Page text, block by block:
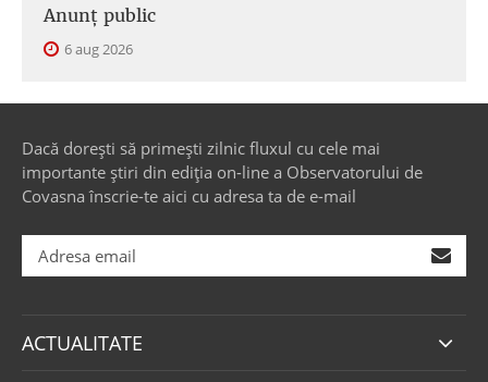
Anunţ public
6 aug 2026
Dacă dorești să primești zilnic fluxul cu cele mai
importante știri din ediția on-line a Observatorului de
Covasna înscrie-te aici cu adresa ta de e-mail
ACTUALITATE